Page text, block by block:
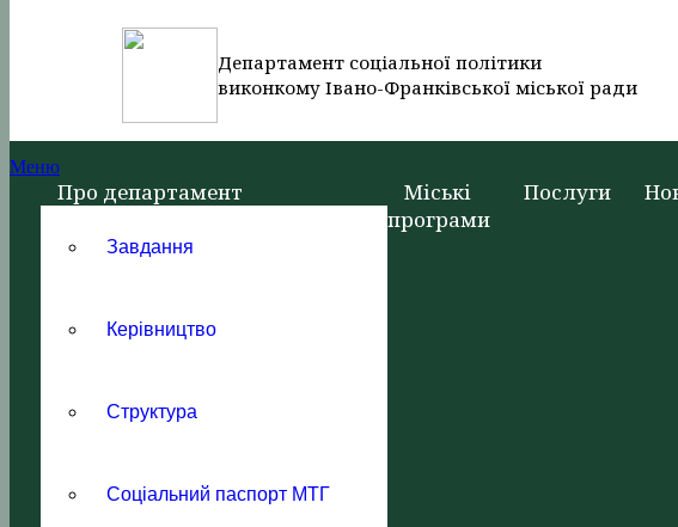
Департамент соціальної політики
виконкому Івано-Франківської міської ради
Меню
Про департамент
Завдання
Керівництво
Структура
Соціальний паспорт МТГ
Міські
програми
Послуги